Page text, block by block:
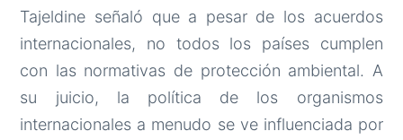
Tajeldine señaló que a pesar de los acuerdos
internacionales, no todos los países cumplen
con las normativas de protección ambiental. A
su juicio, la política de los organismos
internacionales a menudo se ve influenciada por